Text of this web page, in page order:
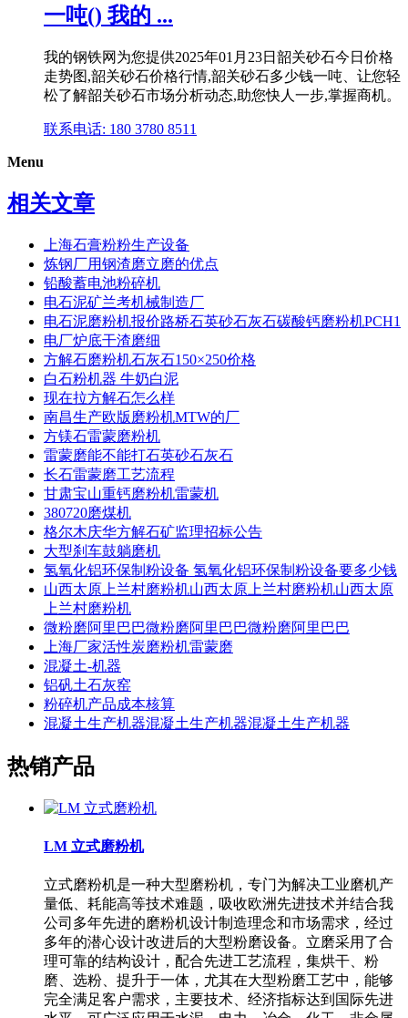
一吨() 我的 ...
我的钢铁网为您提供2025年01月23日韶关砂石今日价格
走势图,韶关砂石价格行情,韶关砂石多少钱一吨、让您轻
松了解韶关砂石市场分析动态,助您快人一步,掌握商机。
联系电话: 180 3780 8511
Menu
相关文章
上海石膏粉粉生产设备
炼钢厂用钢渣磨立磨的优点
铅酸蓄电池粉碎机
电石泥矿兰考机械制造厂
电石泥磨粉机报价路桥石英砂石灰石碳酸钙磨粉机PCH1
电厂炉底干渣磨细
方解石磨粉机石灰石150×250价格
白石粉机器 牛奶白泥
现在拉方解石怎么样
南昌生产欧版磨粉机MTW的厂
方镁石雷蒙磨粉机
雷蒙磨能不能打石英砂石灰石
长石雷蒙磨工艺流程
甘肃宝山重钙磨粉机雷蒙机
380720磨煤机
格尔木庆华方解石矿监理招标公告
大型刹车鼓躺磨机
氢氧化铝环保制粉设备 氢氧化铝环保制粉设备要多少钱
山西太原上兰村磨粉机山西太原上兰村磨粉机山西太原
上兰村磨粉机
微粉磨阿里巴巴微粉磨阿里巴巴微粉磨阿里巴巴
上海厂家活性炭磨粉机雷蒙磨
混凝土-机器
铝矾土石灰窑
粉碎机产品成本核算
混凝土生产机器混凝土生产机器混凝土生产机器
热销产品
LM 立式磨粉机
立式磨粉机是一种大型磨粉机，专门为解决工业磨机产
量低、耗能高等技术难题，吸收欧洲先进技术并结合我
公司多年先进的磨粉机设计制造理念和市场需求，经过
多年的潜心设计改进后的大型粉磨设备。立磨采用了合
理可靠的结构设计，配合先进工艺流程，集烘干、粉
磨、选粉、提升于一体，尤其在大型粉磨工艺中，能够
完全满足客户需求，主要技术、经济指标达到国际先进